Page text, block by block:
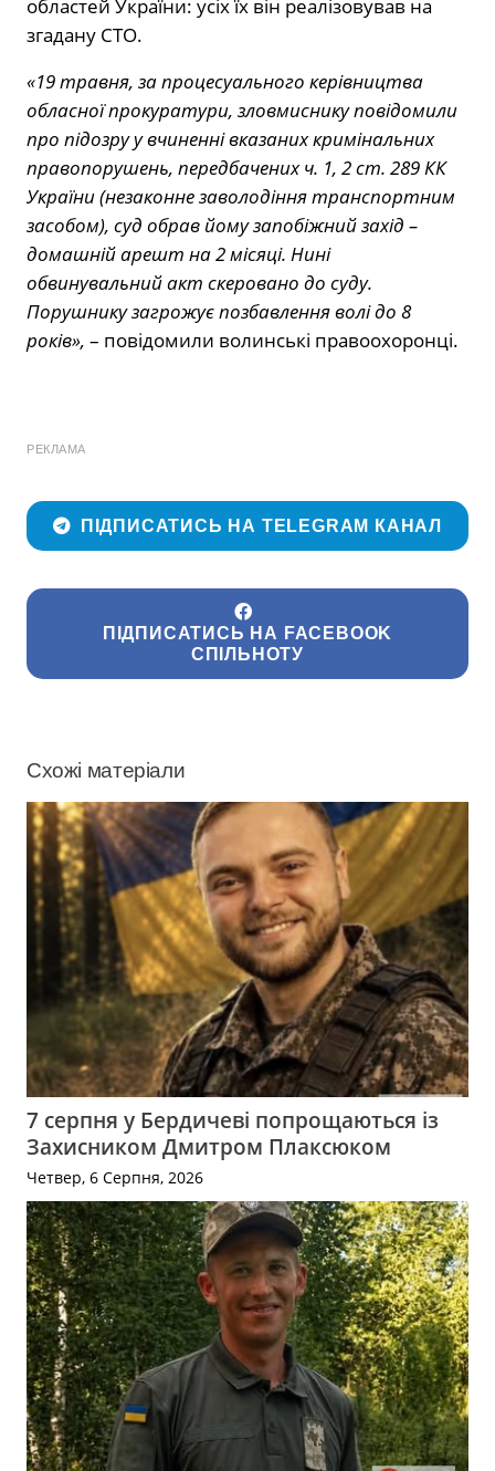
областей України: усіх їх він реалізовував на
згадану СТО.
«19 травня, за процесуального керівництва
обласної прокуратури, зловмиснику повідомили
про підозру у вчиненні вказаних кримінальних
правопорушень, передбачених ч. 1, 2 ст. 289 КК
України (незаконне заволодіння транспортним
засобом), суд обрав йому запобіжний захід –
домашній арешт на 2 місяці. Нині
обвинувальний акт скеровано до суду.
Порушнику загрожує позбавлення волі до 8
років», – повідомили волинські правоохоронці.
РЕКЛАМА
ПІДПИСАТИСЬ НА TELEGRAM КАНАЛ
ПІДПИСАТИСЬ НА FACEBOOK
СПІЛЬНОТУ
Схожі матеріали
7 серпня у Бердичеві попрощаються із
Захисником Дмитром Плаксюком
Четвер, 6 Серпня, 2026